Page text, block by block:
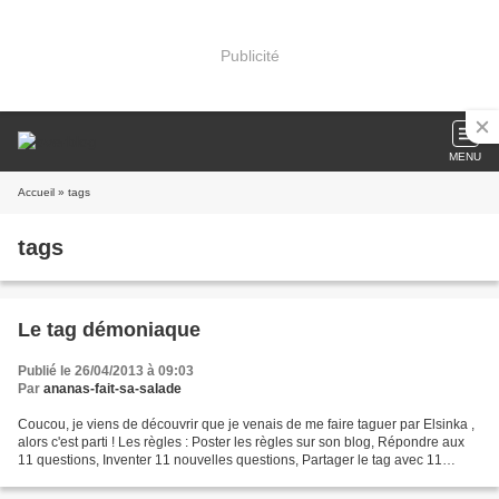
Publicité
MENU
Accueil » tags
tags
Le tag démoniaque
Publié le 26/04/2013 à 09:03
Par ananas-fait-sa-salade
Coucou, je viens de découvrir que je venais de me faire taguer par Elsinka ,
alors c'est parti ! Les règles : Poster les règles sur son blog, Répondre aux
11 questions, Inventer 11 nouvelles questions, Partager le tag avec 11